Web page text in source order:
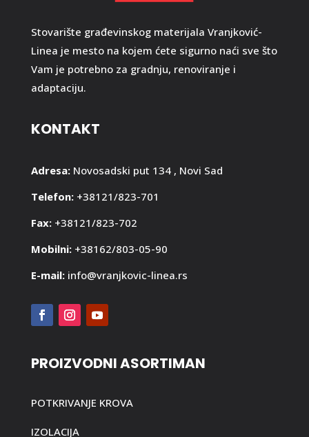
Stovarište građevinskog materijala Vranjković-
Linea je mesto na kojem ćete sigurno naći sve što
Vam je potrebno za gradnju, renoviranje i
adaptaciju.
KONTAKT
Adresa: Novosadski put 134 , Novi Sad
Telefon: +38121/823-701
Fax: +38121/823-702
Mobilni: +38162/803-05-90
E-mail: info@vranjkovic-linea.rs
PROIZVODNI ASORTIMAN
POTKRIVANJE KROVA
IZOLACIJA